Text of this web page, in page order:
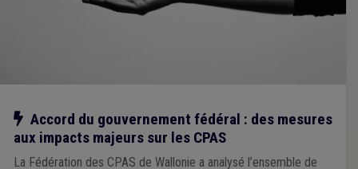
Notre action
Accord du gouvernement fédéral : des mesures
aux impacts majeurs sur les CPAS
La Fédération des CPAS de Wallonie a analysé l’ensemble de